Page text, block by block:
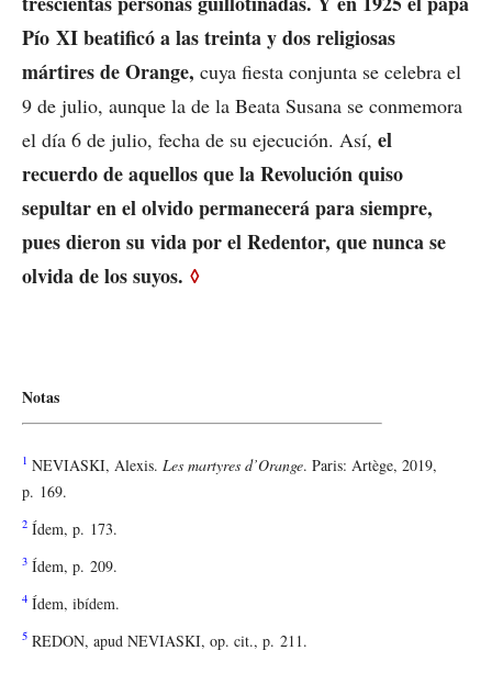
Pío XI beatificó a las treinta y dos religiosas
mártires de Orange, cuya fiesta conjunta se celebra el
9 de julio, aunque la de la Beata Susana se conmemora
el día 6 de julio, fecha de su ejecución. Así, el
recuerdo de aquellos que la Revolución quiso
sepultar en el olvido permanecerá para siempre,
pues dieron su vida por el Redentor, que nunca se
olvida de los suyos. ◊
Notas
1 NEVIASKI, Alexis. Les martyres d’Orange. Paris: Artège, 2019,
p. 169.
2 Ídem, p. 173.
3 Ídem, p. 209.
4 Ídem, ibídem.
5 REDON, apud NEVIASKI, op. cit., p. 211.